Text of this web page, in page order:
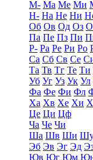
М- Ма Ме Ми
Н- На Не Ни
Об Ов Од Оз
Па Пе Пз Пи
Р- Ра Ре Ри Ро
Са Сб Св Се
Та Тв Тг Те Ти
Уб Уг Уз Ук Ул
Фа Фе Фи Фл
Ха Хв Хе Хи
Це Ци Цф
Ча Че Чи
Ша Шв Ши
Эб Эв Эг Эд
Юв Юг Юм